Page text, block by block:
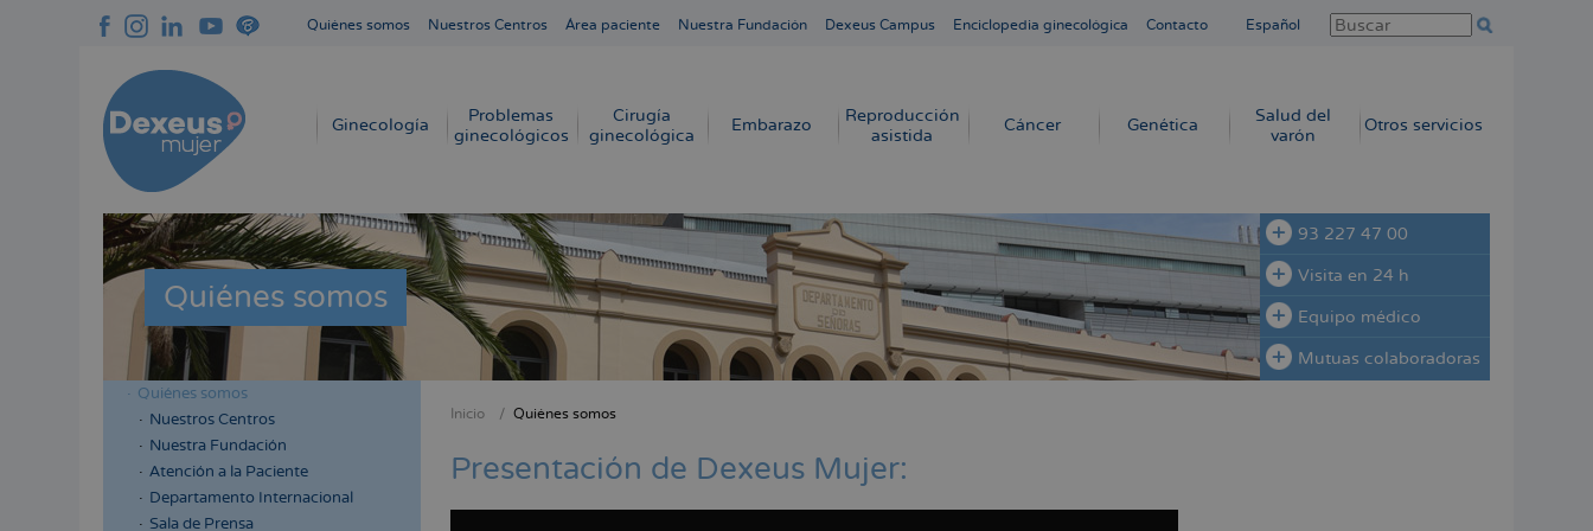
Quiénes somos Nuestros Centros Área paciente Nuestra Fundación Dexeus Campus Enciclopedia ginecológica Contacto Español
Navegación
Ginecología
Problemas
ginecológicos
Cirugía
ginecológica
Embarazo
Reproducción
asistida
Cáncer Genética
Salud del
varón
Otros servicios
Quiénes somos
93 227 47 00
Visita en 24 h
Equipo médico
Mutuas colaboradoras
Menú
lateral
cabecera
Quiénes somos
Nuestros Centros
Nuestra Fundación
Atención a la Paciente
Departamento Internacional
Sala de Prensa
enlaces
Inicio Quiénes somos
Presentación de Dexeus Mujer: